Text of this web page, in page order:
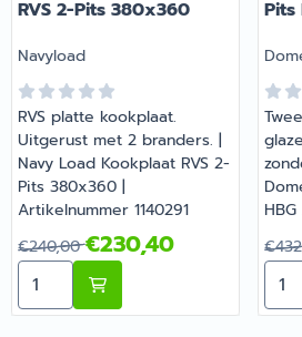
RVS 2-Pits 380x360
Merk:
Navyload
RVS platte kookplaat.
Uitgerust met 2 branders. |
Navy Load Kookplaat RVS 2-
Pits 380x360 |
Artikelnummer 1140291
Van 240,00 voor 230,40
€240,00€230,40
Aantal kiezen voor Navy Load
Pits
Van